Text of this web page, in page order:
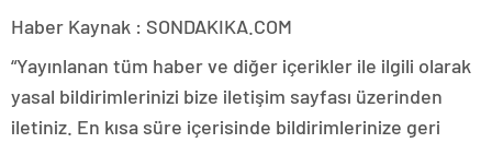
Haber Kaynak : SONDAKIKA.COM
“Yayınlanan tüm haber ve diğer içerikler ile ilgili olarak
yasal bildirimlerinizi bize iletişim sayfası üzerinden
iletiniz. En kısa süre içerisinde bildirimlerinize geri